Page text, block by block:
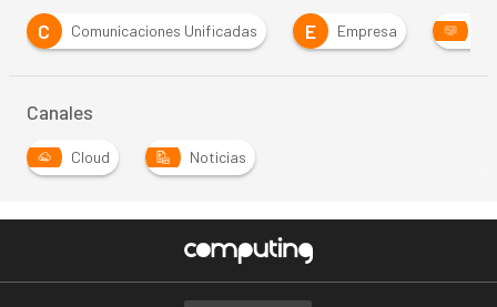
C
Comunicaciones Unificadas E Empresa
Canales
Cloud Noticias